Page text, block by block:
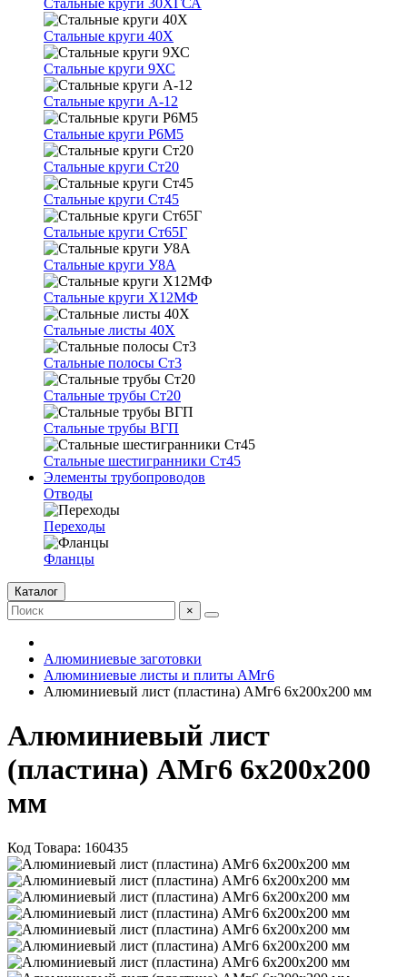
Стальные круги 30ХГСА
Стальные круги 40Х
Стальные круги 9ХС
Стальные круги А-12
Стальные круги Р6М5
Стальные круги Ст20
Стальные круги Ст45
Стальные круги Ст65Г
Стальные круги У8А
Стальные круги Х12МФ
Стальные листы 40Х
Стальные полосы Ст3
Стальные трубы Ст20
Стальные трубы ВГП
Стальные шестигранники Ст45
Элементы трубопроводов
Отводы
Переходы
Фланцы
Каталог
×
Алюминиевые заготовки
Алюминиевые листы и плиты АМг6
Алюминиевый лист (пластина) АМг6 6х200х200 мм
Алюминиевый лист
(пластина) АМг6 6х200х200
мм
Код Товара: 160435